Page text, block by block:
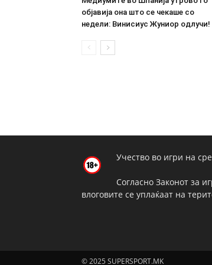
објавија она што се чекаше со
недели: Винисиус Жуниор одлучи!
Учество во игри на
Согласно Законот за
влоговите се уплаќаат на
© 2025 SUPERSPORT.MK